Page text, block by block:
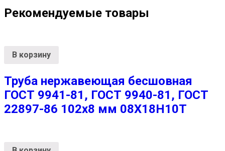
Рекомендуемые товары
В корзину
Труба нержавеющая бесшовная
ГОСТ 9941-81, ГОСТ 9940-81, ГОСТ
22897-86 102х8 мм 08Х18Н10Т